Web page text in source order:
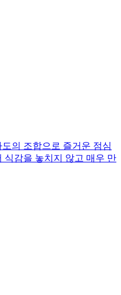
의 조합으로 즐거운 점심
식감을 놓치지 않고 매우 만